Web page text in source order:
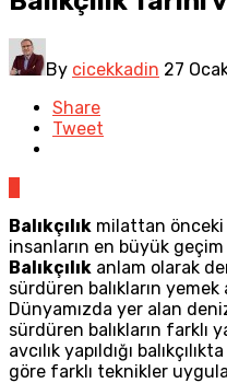
By cicekkadin 27
Share
Tweet
Balıkçılık milattan
insanların en büyük
Balıkçılık anlam olarak
sürdüren balıkların
Dünyamızda yer alan
sürdüren balıkların farklı
avcılık yapıldığı
göre farklı teknikler